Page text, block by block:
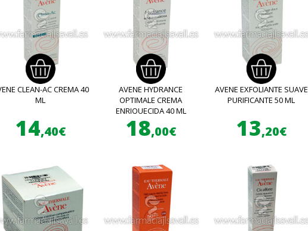
CLEAN-AC CREMA 40
ML
14,40€
AVENE HYDRANCE
OPTIMALE CREMA
ENRIQUECIDA 40 ML
18,00€
AVENE EXFOLIANTE SUAVE
PURIFICANTE 50 ML
13,20€